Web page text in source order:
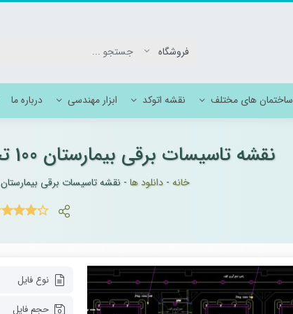
ساختمان های مختلف نقشه اتوکد
نقشه اتوکد برق بیمارستان
نقشه مکانیک بیمارستان
ابزار مهندسی درباره ما
نقشه تاسیسات برقی بیمارستان 100 تختخوابی با دفترچه محاسبات
خانه -دانلود ها -نقشه تاسیسات برقی بیمارستان 100 تختخوابی با دفترچه محاسبات
نوع فایل
حجم فایل